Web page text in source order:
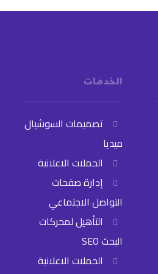
الخدمات
تصميمات السوشيال
ميديا
الحملات الاعلانية
إدارة صفحات
التواصل الاجتماعي
التأهيل لمحركات
البحث SEO
الحملات الاعلانية